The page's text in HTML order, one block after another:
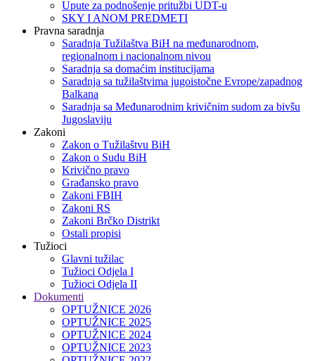
Upute za podnošenje pritužbi UDT-u
SKY I ANOM PREDMETI
Pravna saradnja
Saradnja Tužilaštva BiH na međunarodnom,
regionalnom i nacionalnom nivou
Saradnja sa domaćim institucijama
Saradnja sa tužilaštvima jugoistočne Evrope/zapadnog
Balkana
Saradnja sa Međunarodnim krivičnim sudom za bivšu
Jugoslaviju
Zakoni
Zakon o Тužilaštvu BiH
Zakon o Sudu BiH
Krivično pravo
Građansko pravo
Zakoni FBIH
Zakoni RS
Zakoni Brčko Distrikt
Ostali propisi
Tužioci
Glavni tužilac
Tužioci Odjela I
Tužioci Odjela II
Dokumenti
OPTUŽNICE 2026
OPTUŽNICE 2025
OPTUŽNICE 2024
OPTUŽNICE 2023